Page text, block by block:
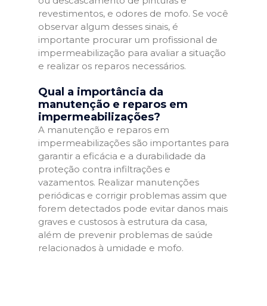
revestimentos, e odores de mofo. Se você
observar algum desses sinais, é
importante procurar um profissional de
impermeabilização para avaliar a situação
e realizar os reparos necessários.
Qual a importância da
manutenção e reparos em
impermeabilizações?
A manutenção e reparos em
impermeabilizações são importantes para
garantir a eficácia e a durabilidade da
proteção contra infiltrações e
vazamentos. Realizar manutenções
periódicas e corrigir problemas assim que
forem detectados pode evitar danos mais
graves e custosos à estrutura da casa,
além de prevenir problemas de saúde
relacionados à umidade e mofo.